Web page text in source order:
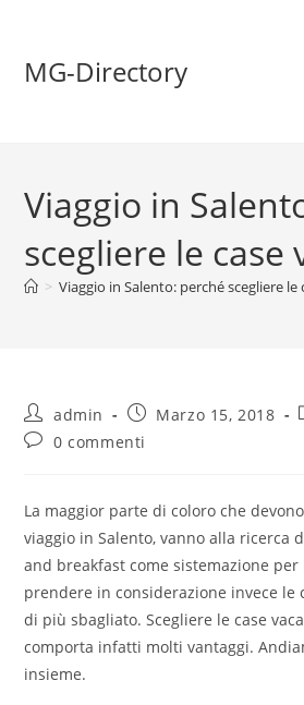
MG-Directory
Viaggio in
scegliere le case
> Viaggio in Salento: perché scegliere le
admin Marzo 15, 2018
0 commenti
La maggior parte di coloro che
viaggio in Salento, vanno alla ricerca
and breakfast come sistemazione per
prendere in considerazione invece le
di più sbagliato. Scegliere le case
comporta infatti molti vantaggi.
insieme.